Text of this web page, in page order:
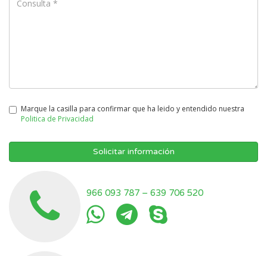
Marque la casilla para confirmar que ha leido y entendido nuestra
Politica de Privacidad
Solicitar información
966 093 787 – 639 706 520